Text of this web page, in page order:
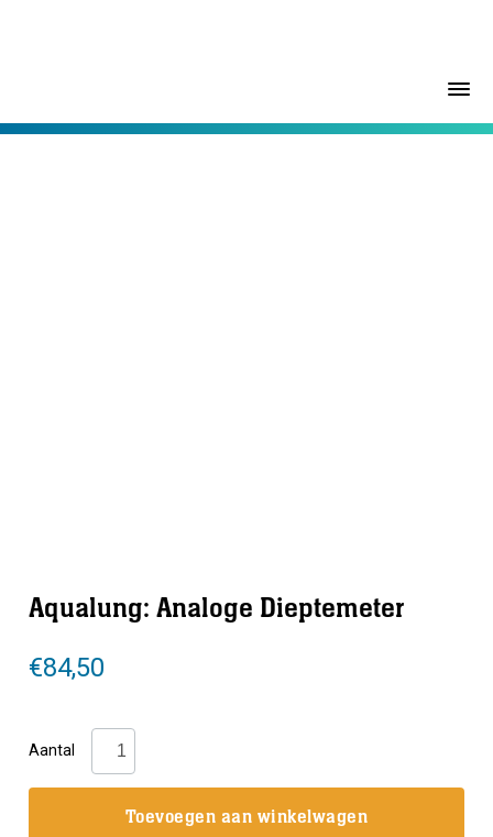
Aqualung: Analoge Dieptemeter
€84,50
Aantal
Aqualung:
Analoge
Toevoegen aan winkelwagen